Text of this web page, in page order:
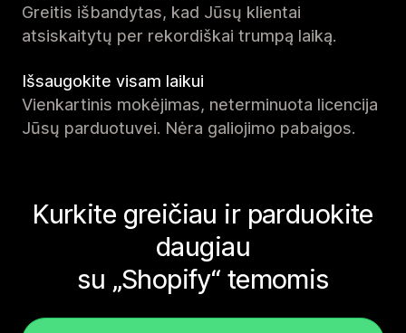
Greitis išbandytas, kad Jūsų klientai
atsiskaitytų per rekordiškai trumpą laiką.
Išsaugokite visam laikui
Vienkartinis mokėjimas, neterminuota licencija
Jūsų parduotuvei. Nėra galiojimo pabaigos.
Kurkite greičiau ir parduokite
daugiau
su „Shopify“ temomis